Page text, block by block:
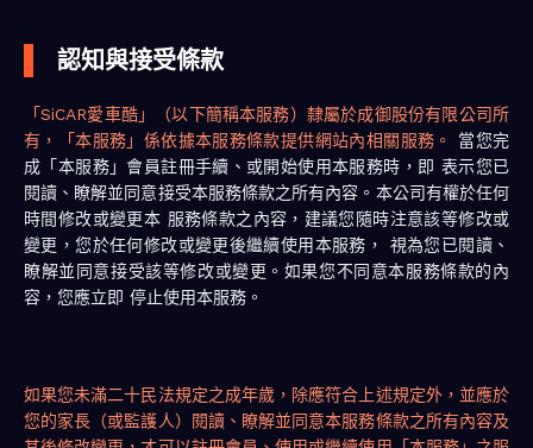
認知與接受條款
「SiCAR愛車酷」（以下簡稱本服務）隸屬於成御股份有限公司所
有，「本服務」係依據本服務條款提供網站內相關服務。
當您完
成「本服務」會員註冊手續、或開始使用本服務時，即 表示您已
閱讀、瞭解並同意接受本服務條款之所有內容。本公司有權於任何
時間修改或變更本 服務條款之內容，建議您隨時注意該等修改或
變更，您於任何修改或變更後繼續使用本服務， 視為您已閱讀、
瞭解並同意接受該等修改或變更。如果您不同意本服務條款的內
容，您應立即 停止使用本服務。
如果您未滿二十民法規定之成年歲，除應符合上述規定外，並應於
您的家長（或監護人）閱讀、瞭解並同意本服務條款之所有內容及